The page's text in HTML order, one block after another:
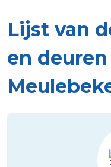
Lijst van
en